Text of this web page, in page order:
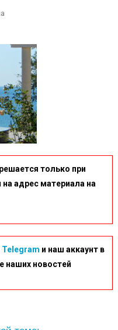
только при
адрес материала на
Telegram и наш аккаунт в
наших новостей